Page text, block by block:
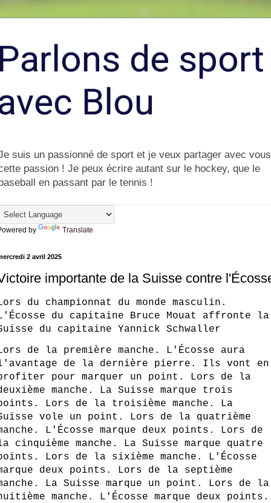
de sport
Blou
suis un passionné de sport et je veux partager avec vous
passion ! Je peux écrire autant sur le hockey, que le
en passant par le tennis !
by Translate
2 avril 2025
importante de la Suisse contre
du championnat du monde masculin.
du capitaine Bruce Mouat affronte la
du capitaine Yannick Schwaller
de la première manche. L'Écosse aura
de la dernière pierre. Ils vont en
pour marquer un point. Lors de la
manche. La Suisse marque trois
Lors de la troisième manche. La
vole un point. Lors de la quatrième
L'Écosse marque deux points. Lors de
cinquième manche. La Suisse marque quatre
Lors de la sixième manche. L'Écosse
deux points. Lors de la septième
La Suisse marque un point. Lors de la
manche. L'Écosse marque deux points.